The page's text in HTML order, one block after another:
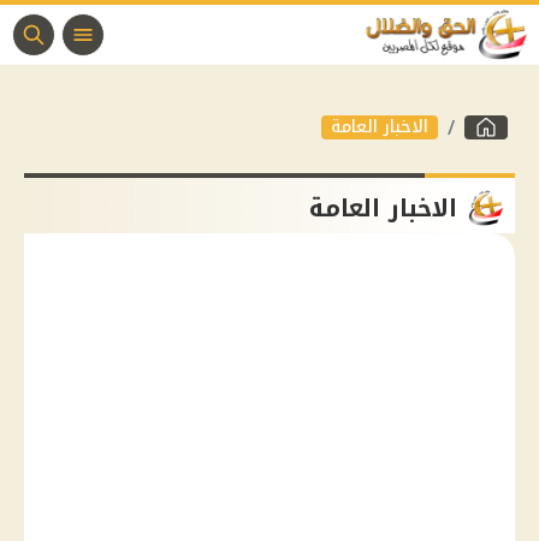
الاخبار العامة
الاخبار العامة